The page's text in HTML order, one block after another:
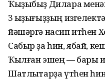
Ҡыҙыбыҙ Дилара
3 ҡыҙығыҙҙың
йәшәргә насип итһен
Сабыр ҙа һин, ябай,
Ҡылған эшең — бары
Шатлыҡтарҙа үтһен